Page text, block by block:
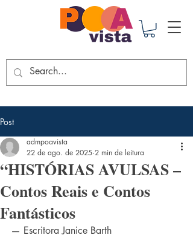
Post
“HISTÓRIAS AVULSAS –
Contos Reais e Contos
Fantásticos
admpoavista
22 de ago. de 2025 2 min de leitura
— Escritora Janice Barth